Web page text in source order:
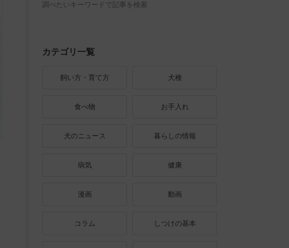
調べたいキーワードで記事を検索
カテゴリ一覧
飼い方・育て方 犬種
食べ物 お手入れ
犬のニュース 暮らしの情報
病気 健康
漫画 動画
コラム しつけの基本